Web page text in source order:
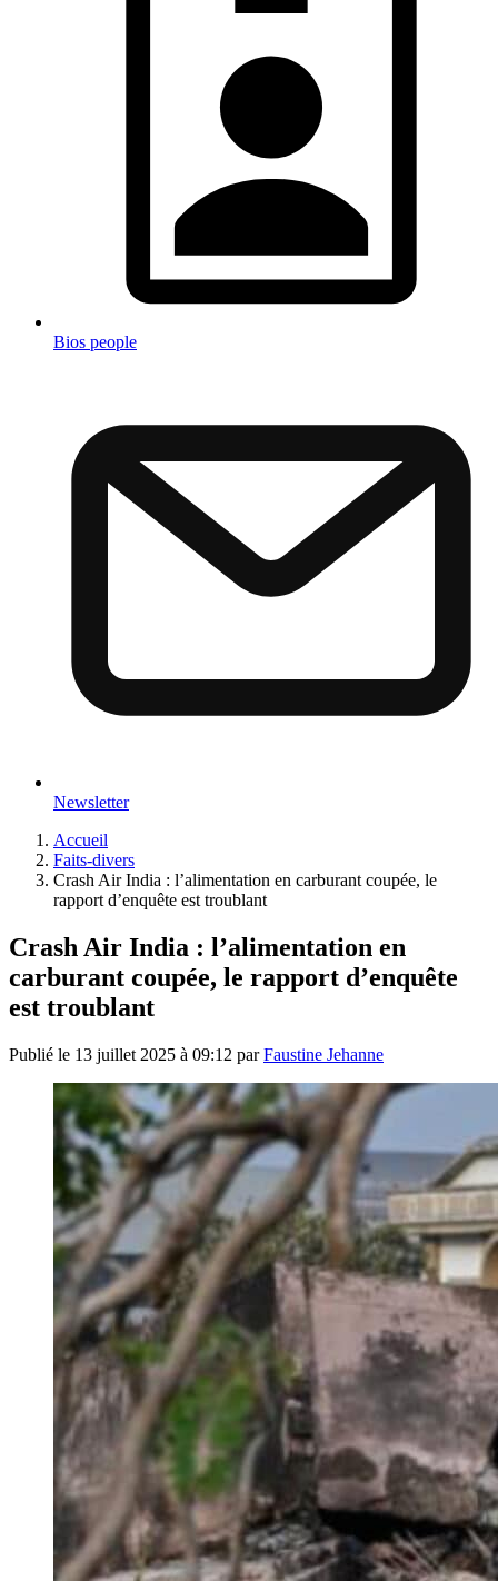
Bios people
Newsletter
Accueil
Faits-divers
Crash Air India : l’alimentation en carburant coupée, le
rapport d’enquête est troublant
Crash Air India : l’alimentation en
carburant coupée, le rapport d’enquête
est troublant
Publié le 13 juillet 2025 à 09:12 parFaustine Jehanne